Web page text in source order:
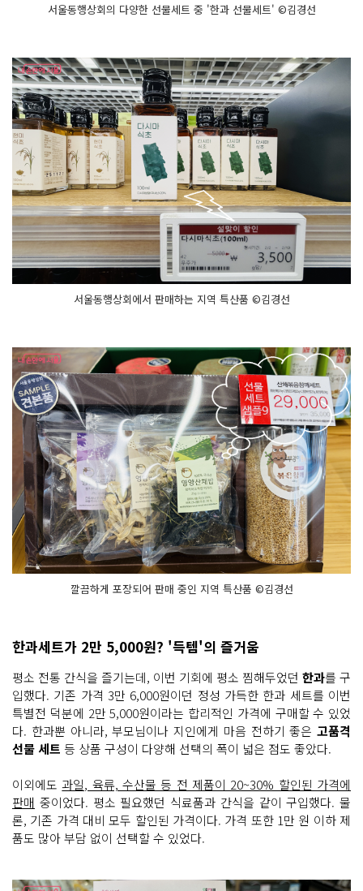
서울동행상회의 다양한 선물세트 중 '한과 선물세트' ©김경선
서울동행상회에서 판매하는 지역 특산품 ©김경선
깔끔하게 포장되어 판매 중인 지역 특산품 ©김경선
한과세트가 2만 5,000원? '득템'의 즐거움
평소 전통 간식을 즐기는데, 이번 기회에 평소 찜해두었던 한과를 구
입했다. 기존 가격 3만 6,000원이던 정성 가득한 한과 세트를 이번
특별전 덕분에 2만 5,000원이라는 합리적인 가격에 구매할 수 있었
다. 한과뿐 아니라, 부모님이나 지인에게 마음 전하기 좋은 고품격
선물 세트 등 상품 구성이 다양해 선택의 폭이 넓은 점도 좋았다.
이외에도과일, 육류, 수산물 등 전 제품이 20~30% 할인된 가격에
판매 중이었다. 평소 필요했던 식료품과 간식을 같이 구입했다. 물
론, 기존 가격 대비 모두 할인된 가격이다. 가격 또한 1만 원 이하 제
품도 많아 부담 없이 선택할 수 있었다.